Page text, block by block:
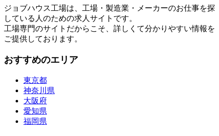
ジョブハウス工場は、工場・製造業・メーカーのお仕事を探
している人のための求人サイトです。
工場専門のサイトだからこそ、詳しくて分かりやすい情報を
ご提供しております。
おすすめのエリア
東京都
神奈川県
大阪府
愛知県
福岡県